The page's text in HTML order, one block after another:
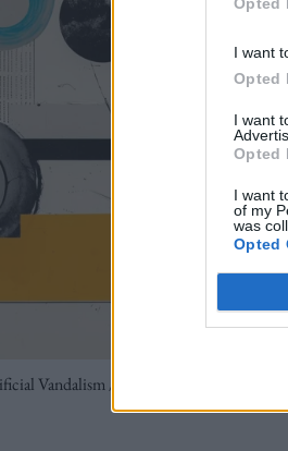
I want
Opted
I want
Opted
I want
of my
was
Opted
Vandalism / Olafaq